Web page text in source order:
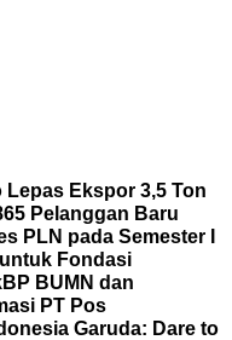
Lepas Ekspor 3,5 Ton
Pelanggan Baru
PLN pada Semester I
Fondasi
BP BUMN dan
PT Pos
Garuda: Dare to